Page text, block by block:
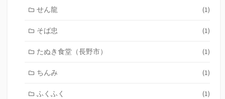
せん龍 (1)
そば忠 (1)
たぬき食堂（長野市） (1)
ちんみ (1)
ふくふく (1)